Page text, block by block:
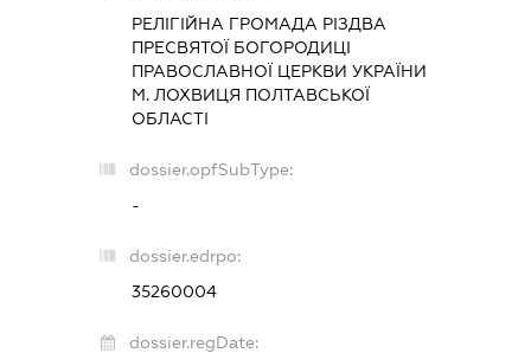
РЕЛІГІЙНА ГРОМАДА РІЗДВА
ПРЕСВЯТОЇ БОГОРОДИЦІ
ПРАВОСЛАВНОЇ ЦЕРКВИ УКРАЇНИ
М. ЛОХВИЦЯ ПОЛТАВСЬКОЇ
ОБЛАСТІ
dossier.opfSubType:
-
dossier.edrpo:
35260004
dossier.regDate: